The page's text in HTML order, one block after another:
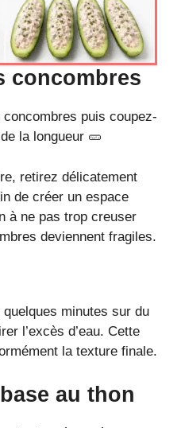
concombres
puis coupez-
la longueur 🥒
retirez délicatement
de créer un espace
à ne pas trop creuser
deviennent fragiles.
minutes sur du
l’excès d’eau. Cette
la texture finale.
au thon